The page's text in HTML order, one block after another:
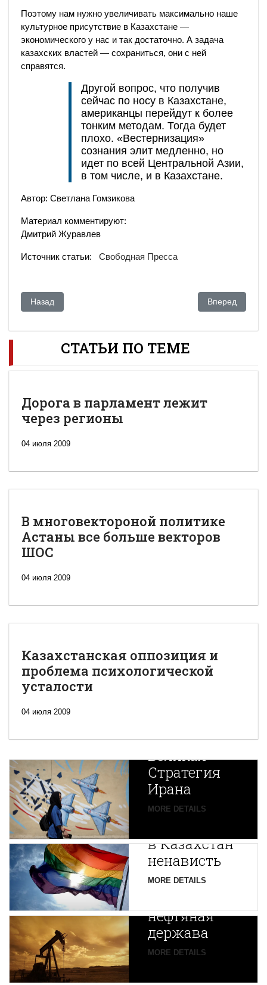
Поэтому нам нужно увеличивать максимально наше
культурное присутствие в Казахстане —
экономического у нас и так достаточно. А задача
казахских властей — сохраниться, они с ней
справятся.
Другой вопрос, что получив
сейчас по носу в Казахстане,
американцы перейдут к более
тонким методам. Тогда будет
плохо. «Вестернизация»
сознания элит медленно, но
идет по всей Центральной Азии,
в том числе, и в Казахстане.
Автор: Светлана Гомзикова
Материал комментируют:
Дмитрий Журавлев
Источник статьи: Свободная Пресса
Предыдущий: "Репортеры без границ" призвали Токаева
Назад Следующий:
Вперед
СТАТЬИ ПО ТЕМЕ
Дорога в парламент лежит
через регионы
04 июля 2009
В многовектороной политике
Астаны все больше векторов
ШОС
04 июля 2009
Казахстанская оппозиция и
проблема психологической
усталости
04 июля 2009
Новая
Великая
Стратегия
Ирана
MORE DETAILS
Путин
в Казахстан
ненависть
MORE DETAILS
Центральной
Азии
зарождается
нефтяная
держава
MORE DETAILS